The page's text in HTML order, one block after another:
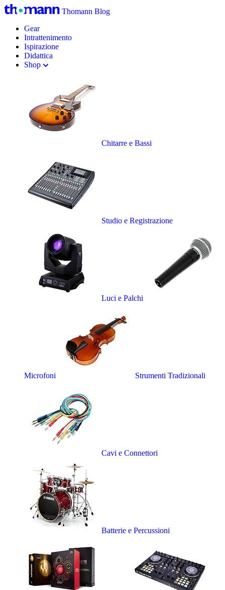
Thomann Blog
Gear
Intrattenimento
Ispirazione
Didattica
Shop
Chitarre e Bassi
Studio e Registrazione
Luci e Palchi
Microfoni Strumenti Tradizionali
Cavi e Connettori
Batterie e Percussioni